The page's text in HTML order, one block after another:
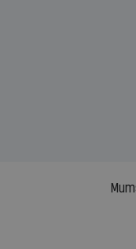
samaksāt
kas jāpārskaita
pirms nākamās